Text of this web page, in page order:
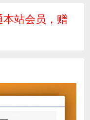
站会员，赠